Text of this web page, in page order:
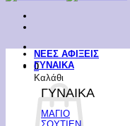
0
Καλάθι
ΝΕΕΣ ΑΦΙΞΕΙΣ
ΓΥΝΑΙΚΑ
ΓΥΝΑΙΚΑ
ΜΑΓΙΟ